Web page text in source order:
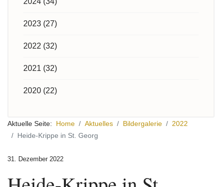
2023 (27)
2022 (32)
2021 (32)
2020 (22)
Aktuelle Seite: Home Aktuelles Bildergalerie
2022
Heide-Krippe in St. Georg
31. Dezember 2022